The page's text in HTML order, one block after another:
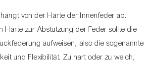
von der Härte der Innenfeder ab.
Härte zur Abstützung der Feder sollte die
aufweisen, also die sogenannte
und Flexibilität. Zu hart oder zu weich,